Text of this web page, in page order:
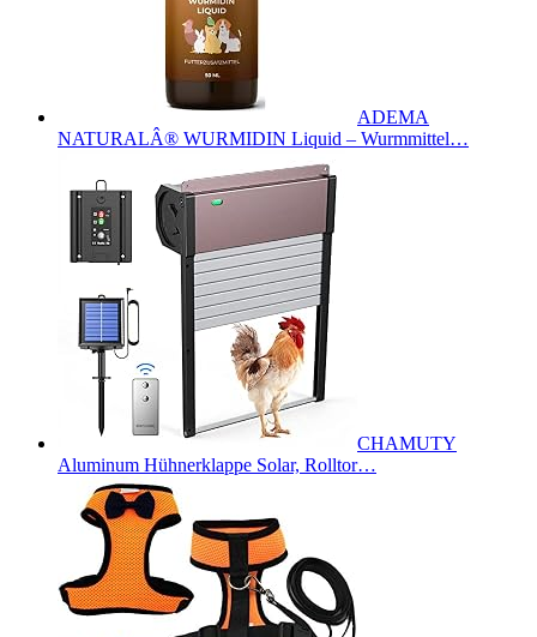
ADEMA
NATURALÂ® WURMIDIN Liquid – Wurmmittel…
CHAMUTY
Aluminum Hühnerklappe Solar, Rolltor…